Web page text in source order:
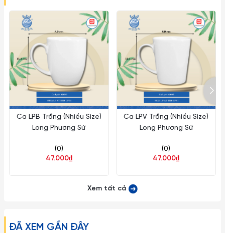
Lưu ý:
1. Đây là sản phẩm có thể bị vỡ nếu tác động với lực cực
mạnh như ném, vứt, rớt từ trên cao xuống, vì vậy xin quý
khách vui lòng để ngoài tầm với trẻ em.
2. Về kích thước: Do góc chụp khác nhau nên sẽ gây ra những
lỗi thị giác nhất định. Sai số có thể từ 1-2cm
Ca LPB Trắng (Nhiều Size)
Long Phương Sứ
(0)
47.000₫
Ca LPV Trắng (Nhiều Size)
Long Phương Sứ
(0)
47.000₫
Xem tất cả
ĐÃ XEM GẦN ĐÂY